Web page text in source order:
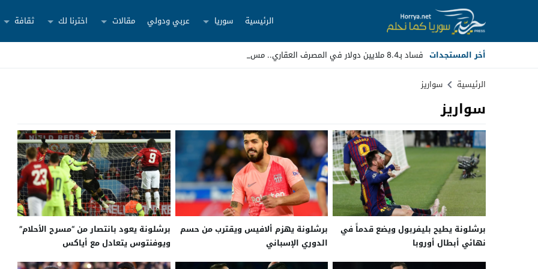
الرئيسية سوريا عربي ودولي مقالات اخترنا لك ثقافة
أخر المستجدات فساد بـ8.4 ملايين دولار في المصرف العقاري.. مسؤولون _
Stop
Next
الرئيسية سواريز
سواريز
برشلونة يطيح بليفربول ويضع قدماً في
نهائي أبطال أوروبا
برشلونة يهزم ألافيس ويقترب من حسم
الدوري الإسباني
برشلونة يعود بانتصار من “مسرح الأحلام”
ويوفنتوس يتعادل مع أياكس